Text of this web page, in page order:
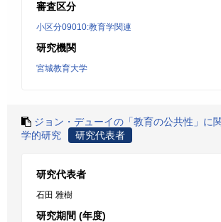
審査区分
小区分09010:教育学関連
研究機関
宮城教育大学
ジョン・デューイの「教育の公共性」に
学的研究
研究代表者
研究代表者
石田 雅樹
研究期間 (年度)